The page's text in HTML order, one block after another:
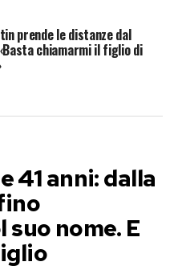
prende le distanze dal
chiamarmi il figlio di
41 anni: dalla
suo nome. E